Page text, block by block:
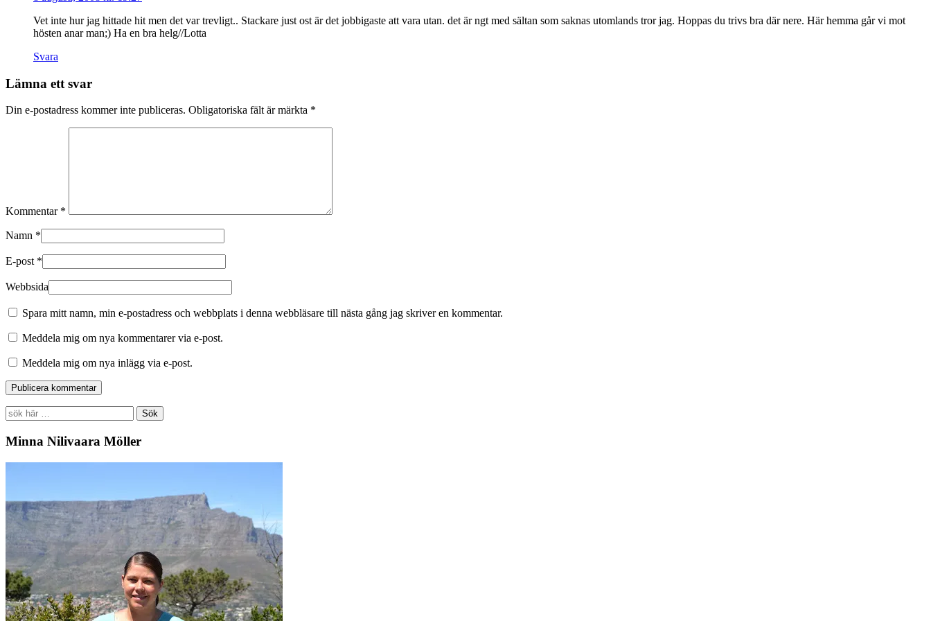
Vet inte hur jag hittade hit men det var trevligt.. Stackare just ost är det jobbigaste att vara utan. det är ngt med sältan som saknas utomlands tror jag. Hoppas du trivs bra där nere. Här hemma går vi mot
hösten anar man;) Ha en bra helg//Lotta
Svara
Lämna ett svar
Din e-postadress kommer inte publiceras. Obligatoriska fält är märkta *
Kommentar *
Namn *
E-post *
Webbsida
Spara mitt namn, min e-postadress och webbplats i denna webbläsare till nästa gång jag skriver en kommentar.
Meddela mig om nya kommentarer via e-post.
Meddela mig om nya inlägg via e-post.
Search
for:
Minna Nilivaara Möller